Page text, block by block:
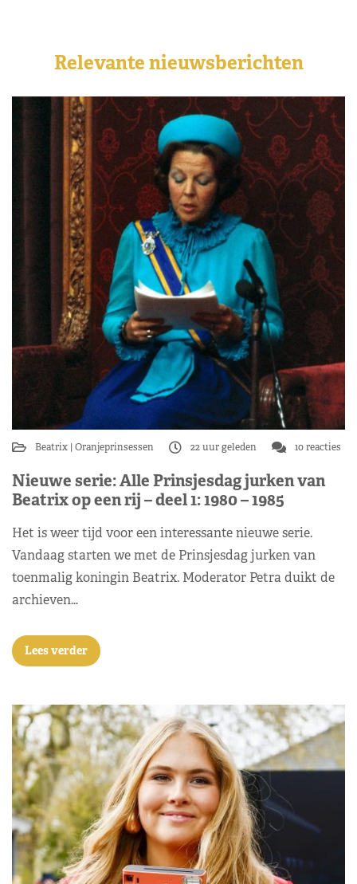
Relevante nieuwsberichten
Beatrix Oranjeprinsessen 22 uur geleden 10 reacties
Nieuwe serie: Alle Prinsjesdag jurken van
Beatrix op een rij – deel 1: 1980 – 1985
Het is weer tijd voor een interessante nieuwe serie.
Vandaag starten we met de Prinsjesdag jurken van
toenmalig koningin Beatrix. Moderator Petra duikt de
archieven…
Lees verder